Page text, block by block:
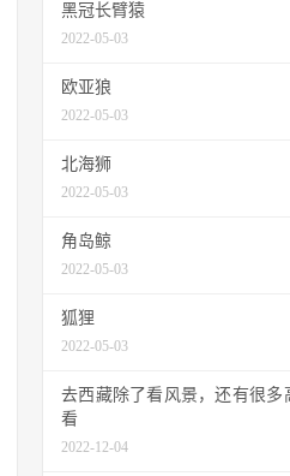
黑冠长臂猿
2022-05-03
欧亚狼
2022-05-03
北海狮
2022-05-03
角岛鲸
2022-05-03
狐狸
2022-05-03
去西藏除了看风景，还有很多
看
2022-12-04